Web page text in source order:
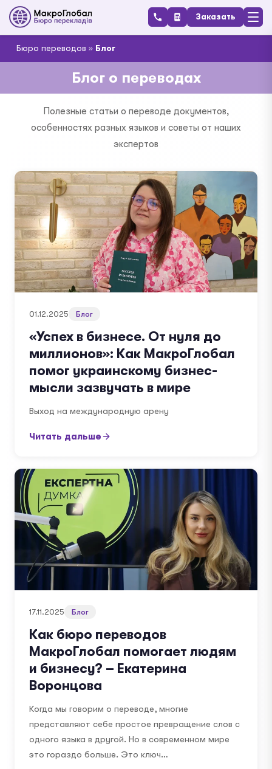
Заказать
Бюро переводов » Блог
Блог о переводах
Полезные статьи о переводе документов,
особенностях разных языков и советы от наших
экспертов
01.12.2025 Блог
«Успех в бизнесе. От нуля до
миллионов»: Как МакроГлобал
помог украинскому бизнес-
мысли зазвучать в мире
Выход на международную арену
Читать дальше
17.11.2025 Блог
Как бюро переводов
МакроГлобал помогает людям
и бизнесу? – Екатерина
Воронцова
Когда мы говорим о переводе, многие
представляют себе простое превращение слов с
одного языка в другой. Но в современном мире
это гораздо больше. Это ключ…